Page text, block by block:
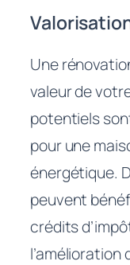
Une
valeur de
potentiels
pour une
énergétique.
peuvent
crédits
l’amélioration